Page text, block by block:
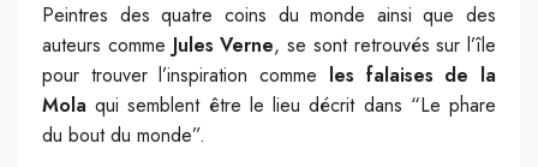
Peintres des quatre coins du monde ainsi que des
auteurs comme Jules Verne, se sont retrouvés sur l’île
pour trouver l’inspiration comme les falaises de la
Mola qui semblent être le lieu décrit dans “Le phare
du bout du monde”.